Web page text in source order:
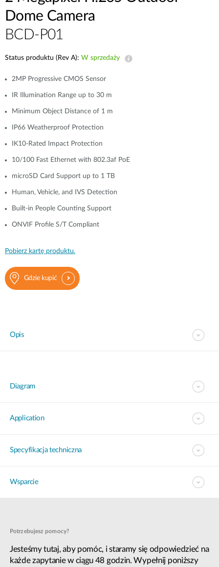
Dome Camera
BCD-P01
Status produktu (Rev A): W sprzedaży
2MP Progressive CMOS Sensor
IR Illumination Range up to 30 m
Minimum Object Distance of 1 m
IP66 Weatherproof Protection
IK10-Rated Impact Protection
10/100 Fast Ethernet with 802.3af PoE
microSD Card Support up to 1 TB
Human, Vehicle, and IVS Detection
Built-in People Counting Support
ONVIF Profile S/T Compliant
Pobierz kartę produktu.
Gdzie kupić
Opis
Diagram
Application
Specyfikacja techniczna
Wsparcie
Potrzebujesz pomocy?
Jesteśmy tutaj, aby pomóc, i staramy się odpowiedzieć na
każde zapytanie w ciągu 48 godzin. Wypełnij poniższy